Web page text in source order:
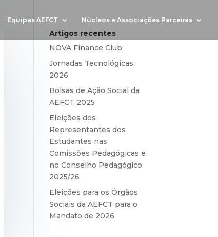
Equipas AEFCT Núcleos e Associações Parceiras
Artigos recentes
NOVA Finance Club
Jornadas Tecnológicas
2026
Bolsas de Ação Social da
AEFCT 2025
Eleições dos
Representantes dos
Estudantes nas
Comissões Pedagógicas e
no Conselho Pedagógico
2025/26
Eleições para os Órgãos
Sociais da AEFCT para o
Mandato de 2026